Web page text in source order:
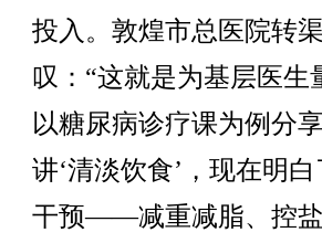
投入。敦煌市总医院转
叹：“这就是为基层医生
以糖尿病诊疗课为例分
讲‘清淡饮食’，现在明
干预——减重减脂、控